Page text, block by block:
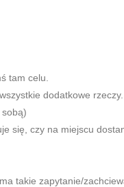
tam celu.
dodatkowe rzeczy.
się, czy na miejscu
takie zapytanie/